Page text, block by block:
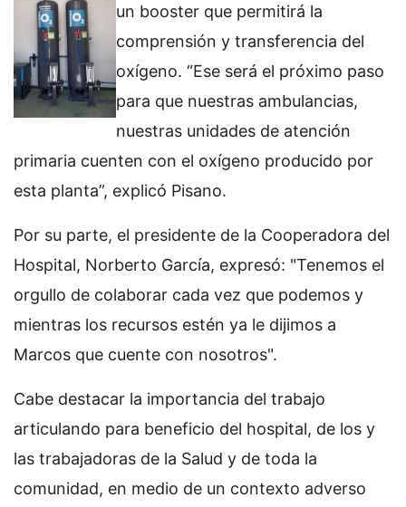
un booster que permitirá la
comprensión y transferencia del
oxígeno. “Ese será el próximo paso
para que nuestras ambulancias,
nuestras unidades de atención
primaria cuenten con el oxígeno producido por
esta planta”, explicó Pisano.
Por su parte, el presidente de la Cooperadora del
Hospital, Norberto García, expresó: "Tenemos el
orgullo de colaborar cada vez que podemos y
mientras los recursos estén ya le dijimos a
Marcos que cuente con nosotros".
Cabe destacar la importancia del trabajo
articulando para beneficio del hospital, de los y
las trabajadoras de la Salud y de toda la
comunidad, en medio de un contexto adverso